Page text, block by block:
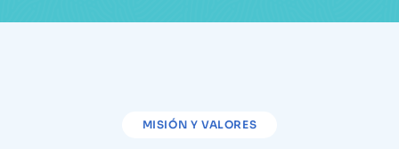
MISIÓN Y VALORES